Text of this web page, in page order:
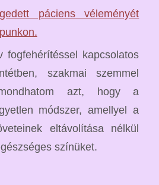
páciens véleményét
kapcsolatos
szakmai szemmel
azt, hogy a
módszer, amellyel a
eltávolítása nélkül
színüket.